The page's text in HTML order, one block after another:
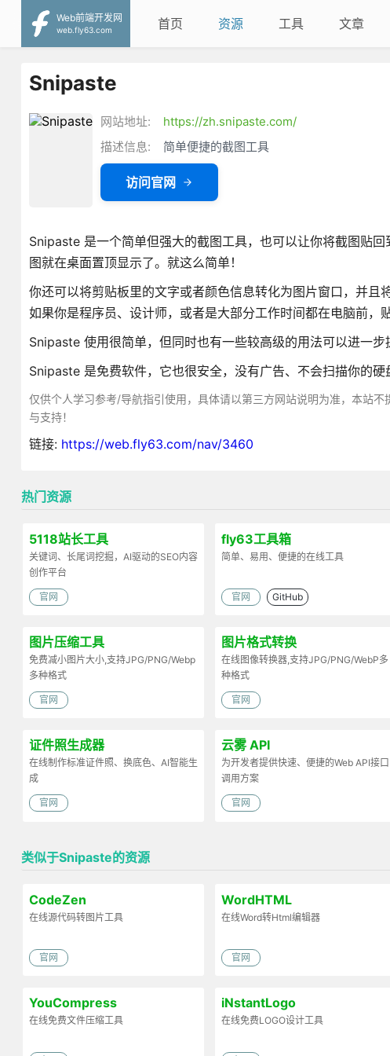
Web前端开发网
web.fly63.com
首页 资源 工具 文章
Snipaste
网站地址:
https://zh.snipaste.com/
描述信息:
简单便捷的截图工具
访问官网
Snipaste 是一个简单但强大的截图工具，也可以让你将截图贴
图就在桌面置顶显示了。就这么简单！
你还可以将剪贴板里的文字或者颜色信息转化为图片窗口，并且
如果你是程序员、设计师，或者是大部分工作时间都在电脑前，
Snipaste 使用很简单，但同时也有一些较高级的用法可以进一步
Snipaste 是免费软件，它也很安全，没有广告、不会扫描你的硬
仅供个人学习参考/导航指引使用，具体请以第三方网站说明为准，本站
与支持！
链接: https://web.fly63.com/nav/3460
热门资源
5118站长工具
关键词、长尾词挖掘，AI驱动的SEO内容
创作平台
官网
fly63工具箱
简单、易用、便捷的在线工具
官网 GitHub
图片压缩工具
免费减小图片大小,支持JPG/PNG/Webp
多种格式
官网
图片格式转换
在线图像转换器,支持JPG/PNG/WebP多
种格式
官网
证件照生成器
在线制作标准证件照、换底色、AI智能生
成
官网
云雾 API
为开发者提供快速、便捷的Web API接口
调用方案
官网
类似于Snipaste的资源
CodeZen
在线源代码转图片工具
官网
WordHTML
在线Word转Html编辑器
官网
YouCompress
在线免费文件压缩工具
iNstantLogo
在线免费LOGO设计工具